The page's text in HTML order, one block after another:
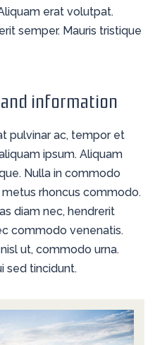
erat volutpat.
semper. Mauris tristique
information
pulvinar ac, tempor et
ipsum. Aliquam
Nulla in commodo
rhoncus commodo.
diam nec, hendrerit
commodo venenatis.
ut, commodo urna.
sed tincidunt.